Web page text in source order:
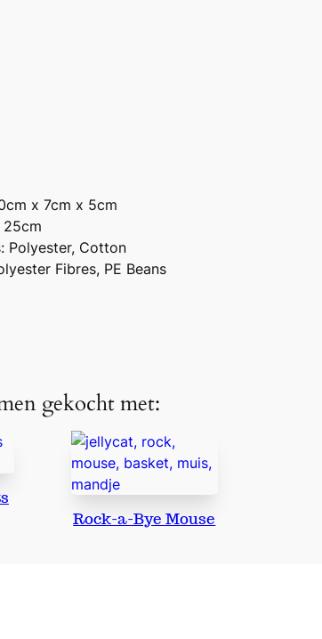
x 7cm x 5cm
Polyester, Cotton
Fibres, PE Beans
gekocht met:
Rock-a-Bye Mouse